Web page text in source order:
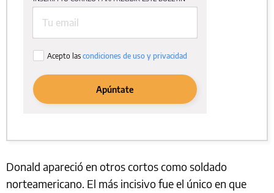
Donald apareció en otros cortos como soldado
norteamericano. El más incisivo fue el único en que